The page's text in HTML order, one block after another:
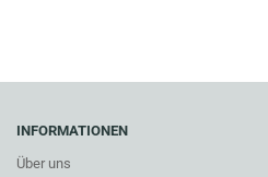
INFORMATIONEN
Über uns